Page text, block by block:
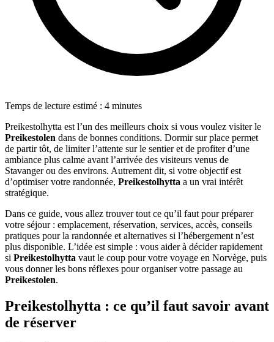
Temps de lecture estimé : 4 minutes
Preikestolhytta est l’un des meilleurs choix si vous voulez visiter le
Preikestolen dans de bonnes conditions. Dormir sur place permet
de partir tôt, de limiter l’attente sur le sentier et de profiter d’une
ambiance plus calme avant l’arrivée des visiteurs venus de
Stavanger ou des environs. Autrement dit, si votre objectif est
d’optimiser votre randonnée, Preikestolhytta a un vrai intérêt
stratégique.
Dans ce guide, vous allez trouver tout ce qu’il faut pour préparer
votre séjour : emplacement, réservation, services, accès, conseils
pratiques pour la randonnée et alternatives si l’hébergement n’est
plus disponible. L’idée est simple : vous aider à décider rapidement
si Preikestolhytta vaut le coup pour votre voyage en Norvège, puis
vous donner les bons réflexes pour organiser votre passage au
Preikestolen.
Preikestolhytta : ce qu’il faut savoir avant
de réserver